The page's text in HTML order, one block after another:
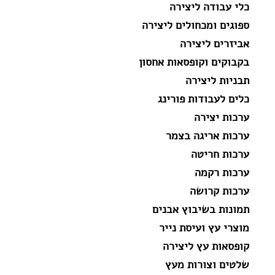
כלי עבודה ליצירה
ספוגים ומכחולים ליצירה
אביזרים ליצירה
בקבוקים וקופסאות אחסון
תבניות ליצירה
כלים לעבודות פורינג
ערכות יצירה
ערכות אריגה בצמר
ערכות חריטה
ערכות רקמה
ערכות קרושה
תמונות בשיבוץ אבנים
מוצרי עץ ועיסת נייר
קופסאות עץ ליצירה
שלטים וצורות מעץ